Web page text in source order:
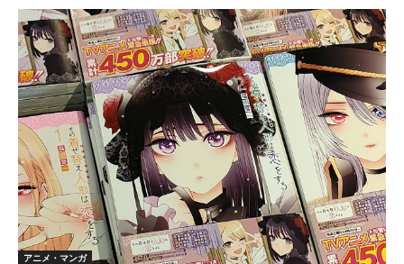
アニメ・マンガ